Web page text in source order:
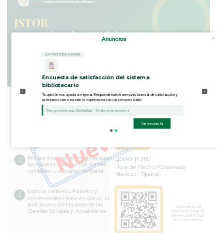
Anuncios
⏲ PARTICIPA AHORA
Encuesta de satisfacción del sistema
bibliotecario
Tu opinión nos ayuda a mejorar. Responde nuestra encuesta anual de satisfacción y
cuéntanos cómo ha sido tu experiencia con los servicios UABC
Tiempo estimado:5 minutos - Totalmente anónima
Ver encuesta